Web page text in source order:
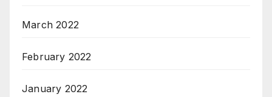
March 2022
February 2022
January 2022